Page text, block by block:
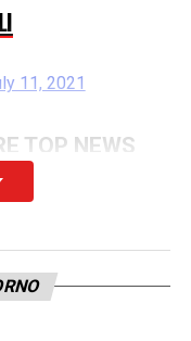
11, 2021
TOP NEWS